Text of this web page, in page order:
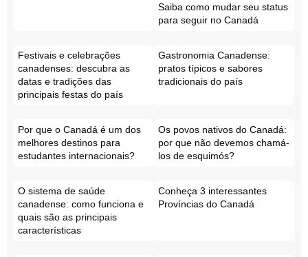
Saiba como mudar seu status
para seguir no Canadá
Festivais e celebrações
canadenses: descubra as
datas e tradições das
principais festas do país
Gastronomia Canadense:
pratos típicos e sabores
tradicionais do país
Por que o Canadá é um dos
melhores destinos para
estudantes internacionais?
Os povos nativos do Canadá:
por que não devemos chamá-
los de esquimós?
O sistema de saúde
canadense: como funciona e
quais são as principais
características
Conheça 3 interessantes
Províncias do Canadá